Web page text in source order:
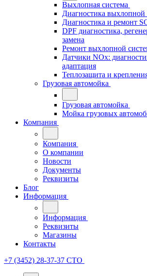
Выхлопная система
Диагностика выхлопной
Диагностика и ремонт
DPF диагностика,
замена
Ремонт выхлопной
Датчики NOx:
адаптация
Теплозащита и
Грузовая автомойка
Грузовая автомойка
Мойка грузовых
Компания
Компания
О компании
Новости
Документы
Реквизиты
Блог
Информация
Информация
Реквизиты
Магазины
Контакты
+7 (3452) 28-37-37 СТО